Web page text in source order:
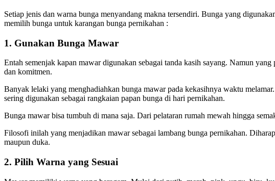
Setiap jenis dan warna bunga menyandang makna tersendiri. Bunga yang
memilih bunga untuk karangan bunga pernikahan :
1. Gunakan Bunga Mawar
Entah semenjak kapan mawar digunakan sebagai tanda kasih sayang. Namun
dan komitmen.
Banyak lelaki yang menghadiahkan bunga mawar pada kekasihnya waktu
sering digunakan sebagai rangkaian papan bunga di hari pernikahan.
Bunga mawar bisa tumbuh di mana saja. Dari pelataran rumah mewah hingga
Filosofi inilah yang menjadikan mawar sebagai lambang bunga pernikahan.
maupun duka.
2. Pilih Warna yang Sesuai